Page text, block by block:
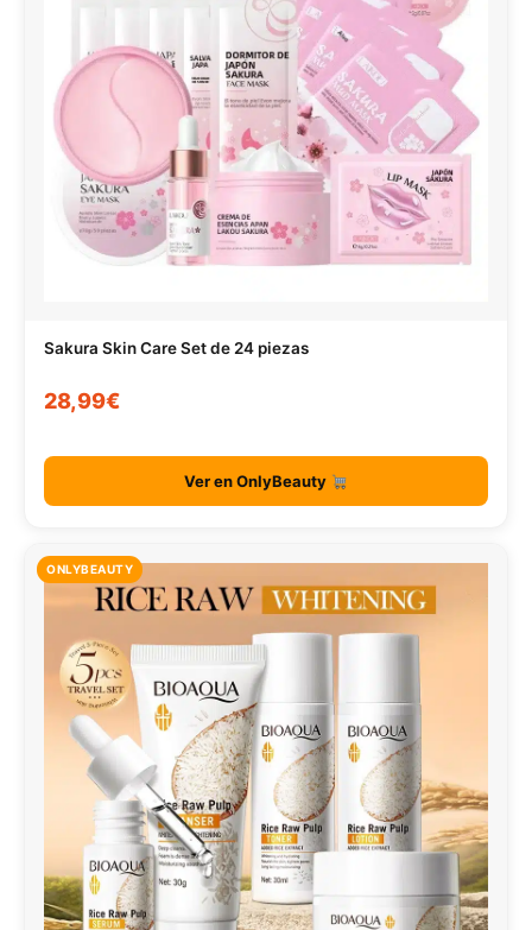
Sakura Skin Care Set de 24 piezas
28,99€
Ver en OnlyBeauty
ONLYBEAUTY